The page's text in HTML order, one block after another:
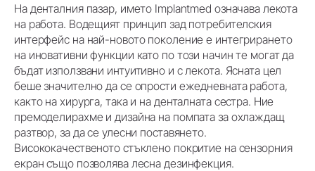
На денталния пазар, името Implantmed означава лекота
на работа. Водещият принцип зад потребителския
интерфейс на най-новото поколение е интегрирането
на иновативни функции като по този начин те могат да
бъдат използвани интуитивно и с лекота. Ясната цел
беше значително да се опрости ежедневната работа,
както на хирурга, така и на денталната сестра. Ние
премоделирахме и дизайна на помпата за охлаждащ
разтвор, за да се улесни поставянето.
Висококачественото стъклено покритие на сензорния
екран също позволява лесна дезинфекция.